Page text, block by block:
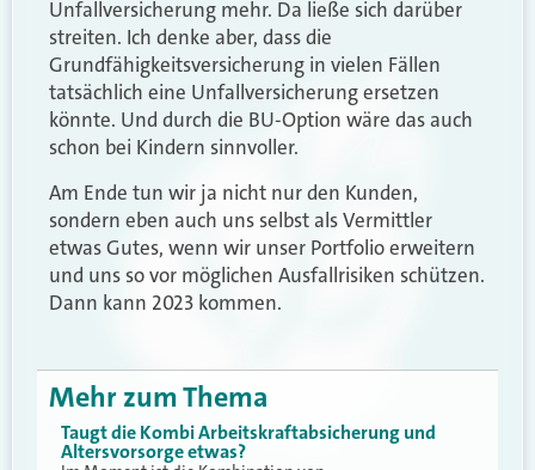
Unfallversicherung mehr. Da ließe sich darüber
streiten. Ich denke aber, dass die
Grundfähigkeitsversicherung in vielen Fällen
tatsächlich eine Unfallversicherung ersetzen
könnte. Und durch die BU-Option wäre das auch
schon bei Kindern sinnvoller.
Am Ende tun wir ja nicht nur den Kunden,
sondern eben auch uns selbst als Vermittler
etwas Gutes, wenn wir unser Portfolio erweitern
und uns so vor möglichen Ausfallrisiken schützen.
Dann kann 2023 kommen.
Mehr zum Thema
Taugt die Kombi Arbeitskraftabsicherung und
Altersvorsorge etwas?